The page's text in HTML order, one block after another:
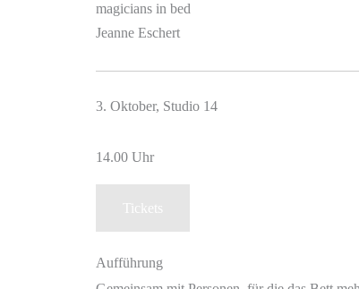
magicians in bed
Jeanne Eschert
3. Oktober, Studio 14
14.00 Uhr
Tickets
Aufführung